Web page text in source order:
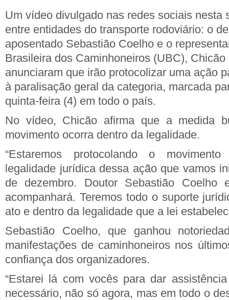
Um vídeo divulgado nas redes sociais nesta
entre entidades do transporte rodoviário: o
aposentado Sebastião Coelho e o
Brasileira dos Caminhoneiros (UBC),
anunciaram que irão protocolizar uma ação
à paralisação geral da categoria, marcada
quinta-feira (4) em todo o país.
No vídeo, Chicão afirma que a medida
movimento ocorra dentro da legalidade.
“Estaremos protocolando o
legalidade jurídica dessa ação que vamos
de dezembro. Doutor Sebastião Coelho
acompanhará. Teremos todo o suporte
ato e dentro da legalidade que a lei
Sebastião Coelho, que ganhou
manifestações de caminhoneiros nos
confiança dos organizadores.
“Estarei lá com vocês para dar
necessário, não só agora, mas em todo o